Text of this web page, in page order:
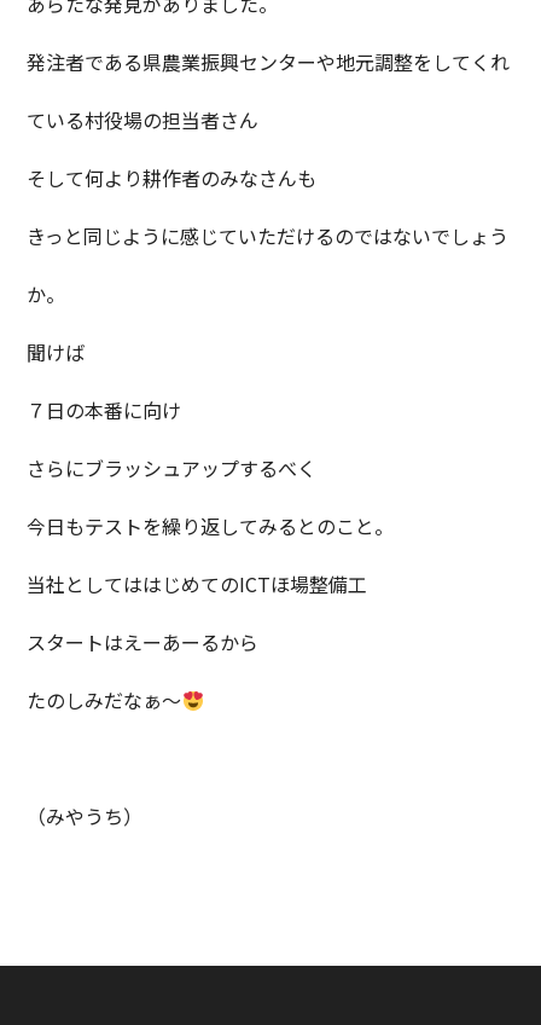
発注者である県農業振興センターや地元調整をしてくれ
ている村役場の担当者さん
そして何より耕作者のみなさんも
きっと同じように感じていただけるのではないでしょう
か。
聞けば
７日の本番に向け
さらにブラッシュアップするべく
今日もテストを繰り返してみるとのこと。
当社としてははじめてのICTほ場整備工
スタートはえーあーるから
たのしみだなぁ～
（みやうち）